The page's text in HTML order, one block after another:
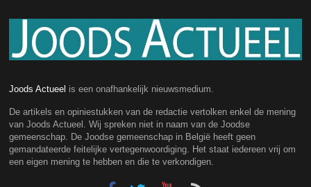
Joods Actueel is een onafhankelijk nieuwsmedium.
De artikels en opiniestukken van de redactie vertolken enkel de mening
van Joods Actueel. Wij spreken niet in naam van de Joodse
gemeenschap. De Joodse gemeenschap in België heeft geen
gemandateerde feitelijke vertegenwoordiging. Het staat iedereen vrij om
een eigen mening te hebben en die te verkondigen.